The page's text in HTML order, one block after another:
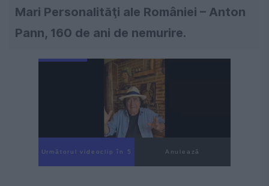
Mari Personalităţi ale României – Anton
Pann, 160 de ani de nemurire.
Următorul videoclip în 4 Anulează